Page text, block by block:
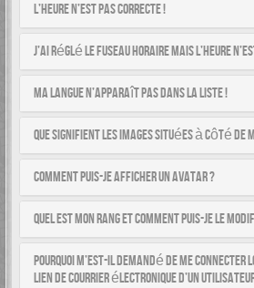
L’heure n’est pas correcte !
J’ai réglé le fuseau horaire mais l’heure
Ma langue n’apparaît pas dans la liste !
Que signifient les images situées à côté de
Comment puis-je afficher un avatar ?
Quel est mon rang et comment puis-je le
Pourquoi m’est-il demandé de me connecter
lien de courrier électronique d’un